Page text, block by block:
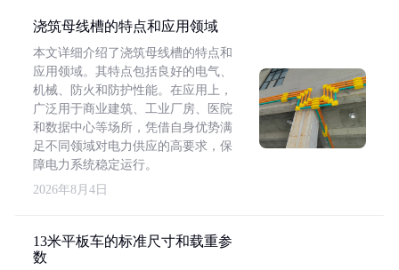
浇筑母线槽的特点和应用领域
本文详细介绍了浇筑母线槽的特点和
应用领域。其特点包括良好的电气、
机械、防火和防护性能。在应用上，
广泛用于商业建筑、工业厂房、医院
和数据中心等场所，凭借自身优势满
足不同领域对电力供应的高要求，保
障电力系统稳定运行。
2026年8月4日
13米平板车的标准尺寸和载重参
数